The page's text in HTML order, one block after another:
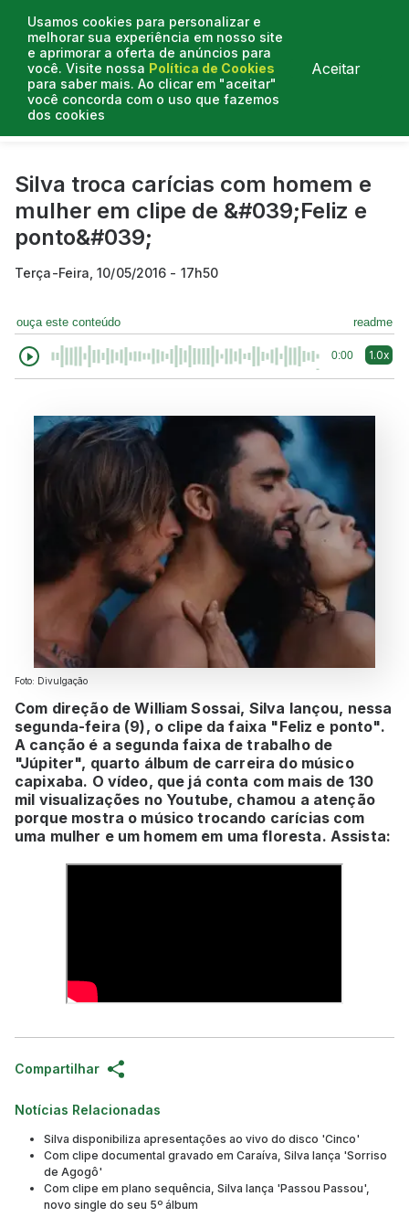
Usamos cookies para personalizar e
melhorar sua experiência em nosso site
e aprimorar a oferta de anúncios para
você. Visite nossa Política de Cookies
para saber mais. Ao clicar em "aceitar"
você concorda com o uso que fazemos
dos cookies
Aceitar
Curtas do Poder
Silva troca carícias com homem e
mulher em clipe de &#039;Feliz e
ponto&#039;
Terça-Feira, 10/05/2016 - 17h50
ouça este conteúdo readme
0:00 1.0x
Foto: Divulgação
Com direção de William Sossai, Silva lançou, nessa
segunda-feira (9), o clipe da faixa "Feliz e ponto".
A canção é a segunda faixa de trabalho de
"Júpiter", quarto álbum de carreira do músico
capixaba. O vídeo, que já conta com mais de 130
mil visualizações no Youtube, chamou a atenção
porque mostra o músico trocando carícias com
uma mulher e um homem em uma floresta. Assista:
Compartilhar
Notícias Relacionadas
Silva disponibiliza apresentações ao vivo do disco 'Cinco'
Com clipe documental gravado em Caraíva, Silva lança 'Sorriso
de Agogô'
Com clipe em plano sequência, Silva lança 'Passou Passou',
novo single do seu 5º álbum